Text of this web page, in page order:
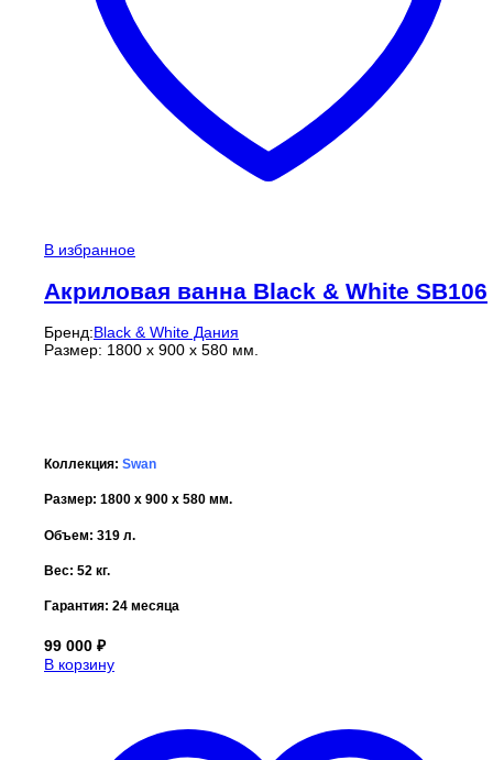
В избранное
Акриловая ванна Black & White SB106
Бренд:Black & White Дания
Размер: 1800 x 900 x 580 мм.
Коллекция: Swan
Размер: 1800 x 900 x 580 мм.
Объем: 319 л.
Вес: 52 кг.
Гарантия: 24 месяца
99 000 ₽
В корзину